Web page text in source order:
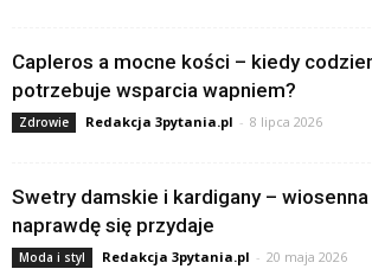
Capleros a mocne kości – kiedy
potrzebuje wsparcia wapniem?
Zdrowie Redakcja 3pytania.pl - 8 lipca 2026
Swetry damskie i kardigany –
naprawdę się przydaje
Moda i styl Redakcja 3pytania.pl - 20 maja 2026